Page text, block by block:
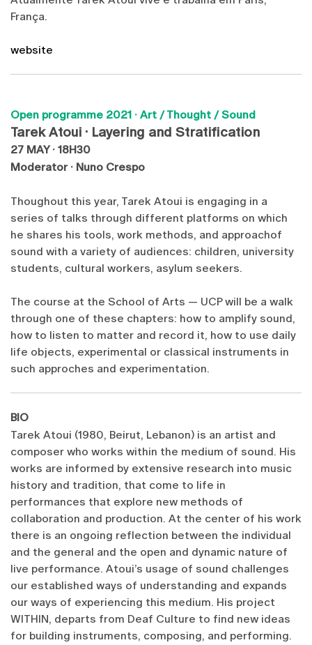
França.
website
Open programme 2021 · Art / Thought / Sound
Tarek Atoui · Layering and Stratification
27 MAY · 18H30
Moderator · Nuno Crespo
Thoughout this year, Tarek Atoui is engaging in a
series of talks through different platforms on which
he shares his tools, work methods, and approachof
sound with a variety of audiences: children, university
students, cultural workers, asylum seekers.
The course at the School of Arts — UCP will be a walk
through one of these chapters: how to amplify sound,
how to listen to matter and record it, how to use daily
life objects, experimental or classical instruments in
such approches and experimentation.
BIO
Tarek Atoui (1980, Beirut, Lebanon) is an artist and
composer who works within the medium of sound. His
works are informed by extensive research into music
history and tradition, that come to life in
performances that explore new methods of
collaboration and production. At the center of his work
there is an ongoing reflection between the individual
and the general and the open and dynamic nature of
live performance. Atoui’s usage of sound challenges
our established ways of understanding and expands
our ways of experiencing this medium. His project
WITHIN, departs from Deaf Culture to find new ideas
for building instruments, composing, and performing.